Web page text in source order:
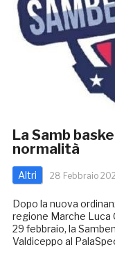
La Samb
normalità
Altri 28 Febbraio
Dopo la nuova
regione Marche Luca
29 febbraio, la
Valdiceppo al